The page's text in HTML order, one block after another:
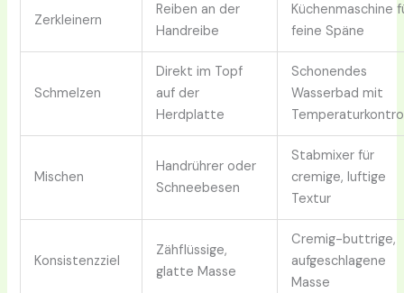
Zerkleinern
Reiben an der
Handreibe
Küchenmaschine
feine Späne
Schmelzen
Direkt im Topf
auf der
Herdplatte
Schonendes
Wasserbad mit
Mischen
Handrührer oder
Schneebesen
Stabmixer für
cremige, luftige
Textur
Konsistenzziel
Zähflüssige,
glatte Masse
Cremig-buttrige,
aufgeschlagene
Masse